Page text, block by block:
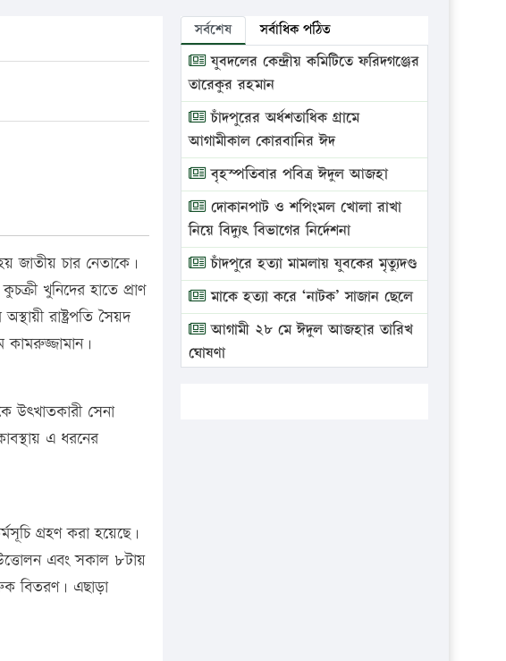
জাতীয় চার নেতাকে।
খুনিদের হাতে প্রাণ
রাষ্ট্রপতি সৈয়দ
উৎখাতকারী সেনা
এ ধরনের
গ্রহণ করা হয়েছে।
এবং সকাল ৮টায়
বিতরণ। এছাড়া
সর্বশেষ সর্বাধিক পঠিত
যুবদলের কেন্দ্রীয় কমিটিতে ফরিদগঞ্জের
তারেকুর রহমান
চাঁদপুরের অর্ধশতাধিক গ্রামে
আগামীকাল কোরবানির ঈদ
বৃহস্পতিবার পবিত্র ঈদুল আজহা
দোকানপাট ও শপিংমল খোলা রাখা
নিয়ে বিদ্যুৎ বিভাগের নির্দেশনা
চাঁদপুরে হত্যা মামলায় যুবকের মৃত্যুদণ্ড
মাকে হত্যা করে ‘নাটক’ সাজান ছেলে
আগামী ২৮ মে ঈদুল আজহার তারিখ
ঘোষণা